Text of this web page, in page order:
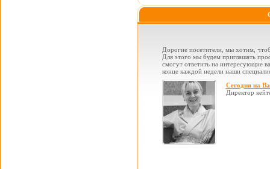
Дорогие посетители, мы хотим,
Для этого мы будем приглашать
смогут ответить на интересующие
конце каждой недели наши
Сегодня на
Директор